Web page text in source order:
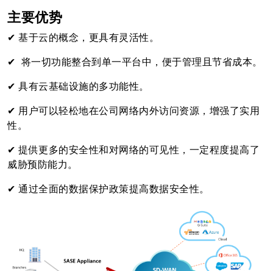
主要优势
✔ 基于云的概念，更具有灵活性。
✔ 将一切功能整合到单一平台中，便于管理且节省成本。
✔ 具有云基础设施的多功能性。
✔ 用户可以轻松地在公司网络内外访问资源，增强了实用
性。
✔ 提供更多的安全性和对网络的可见性，一定程度提高了
威胁预防能力。
✔ 通过全面的数据保护政策提高数据安全性。